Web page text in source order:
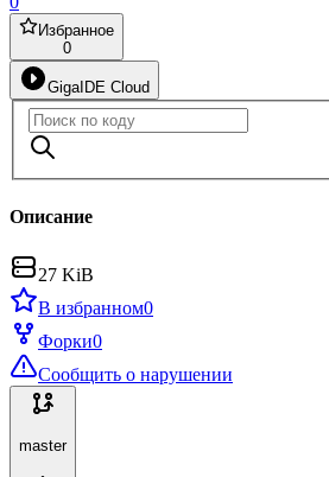
Избранное
0
GigaIDE Cloud
Описание
27 KiB
В избранном0
Форки0
Сообщить о нарушении
master